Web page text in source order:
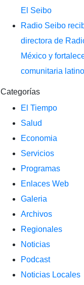
El Seibo
Radio Seibo
directora de
México y
comunitaria
Categorías
El Tiempo
Salud
Economia
Servicios
Programas
Enlaces Web
Galeria
Archivos
Regionales
Noticias
Podcast
Noticias Locales